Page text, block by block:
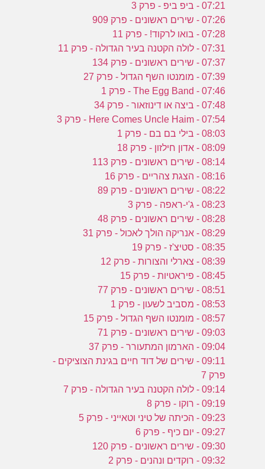
07:21 - ביפ ביפ - פרק 3
07:26 - שירים ראשונים - פרק 909
07:28 - בואו לרקוד! - פרק 11
07:31 - לולה הקטנה בעיר הגדולה - פרק 11
07:37 - שירים ראשונים - פרק 134
07:39 - מומנטו השף הגדול - פרק 27
07:46 - The Egg Band - פרק 1
07:48 - ביצה או דינוזאור - פרק 34
07:54 - Here Comes Uncle Haim - פרק 3
08:03 - בילי בם בם - פרק 1
08:09 - אדון חילזון - פרק 18
08:14 - שירים ראשונים - פרק 113
08:16 - הצגת צהריים - פרק 16
08:22 - שירים ראשונים - פרק 89
08:23 - ג'י-ראפה - פרק 3
08:28 - שירים ראשונים - פרק 48
08:29 - אנריקה הולך לאכול - פרק 31
08:35 - סטיצ'ז - פרק 19
08:39 - צארלי והצורות - פרק 12
08:45 - פיראטיות - פרק 15
08:51 - שירים ראשונים - פרק 77
08:53 - מסביב לשעון - פרק 1
08:57 - מומנטו השף הגדול - פרק 15
09:03 - שירים ראשונים - פרק 71
09:04 - הארמון המתעורר - פרק 37
09:11 - שירים של דוד חיים בגינת הצוציקים -
פרק 7
09:14 - לולה הקטנה בעיר הגדולה - פרק 7
09:19 - רוקו - פרק 8
09:23 - הכיתה של טיני וטאייני - פרק 5
09:27 - יום כיף - פרק 6
09:30 - שירים ראשונים - פרק 120
09:32 - רוקדים ונהנים - פרק 2